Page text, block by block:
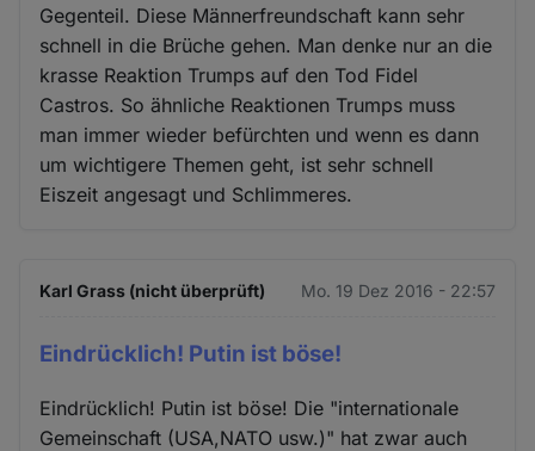
Gegenteil. Diese Männerfreundschaft kann sehr
schnell in die Brüche gehen. Man denke nur an die
krasse Reaktion Trumps auf den Tod Fidel
Castros. So ähnliche Reaktionen Trumps muss
man immer wieder befürchten und wenn es dann
um wichtigere Themen geht, ist sehr schnell
Eiszeit angesagt und Schlimmeres.
Karl Grass (nicht überprüft) Mo. 19 Dez 2016 - 22:57
Eindrücklich! Putin ist böse!
Eindrücklich! Putin ist böse! Die "internationale
Gemeinschaft (USA,NATO usw.)" hat zwar auch